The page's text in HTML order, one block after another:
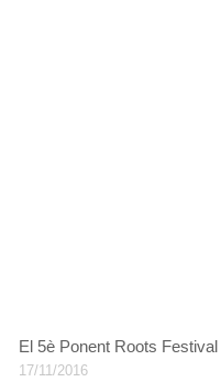
El 5è Ponent Roots Festival
17/11/2016